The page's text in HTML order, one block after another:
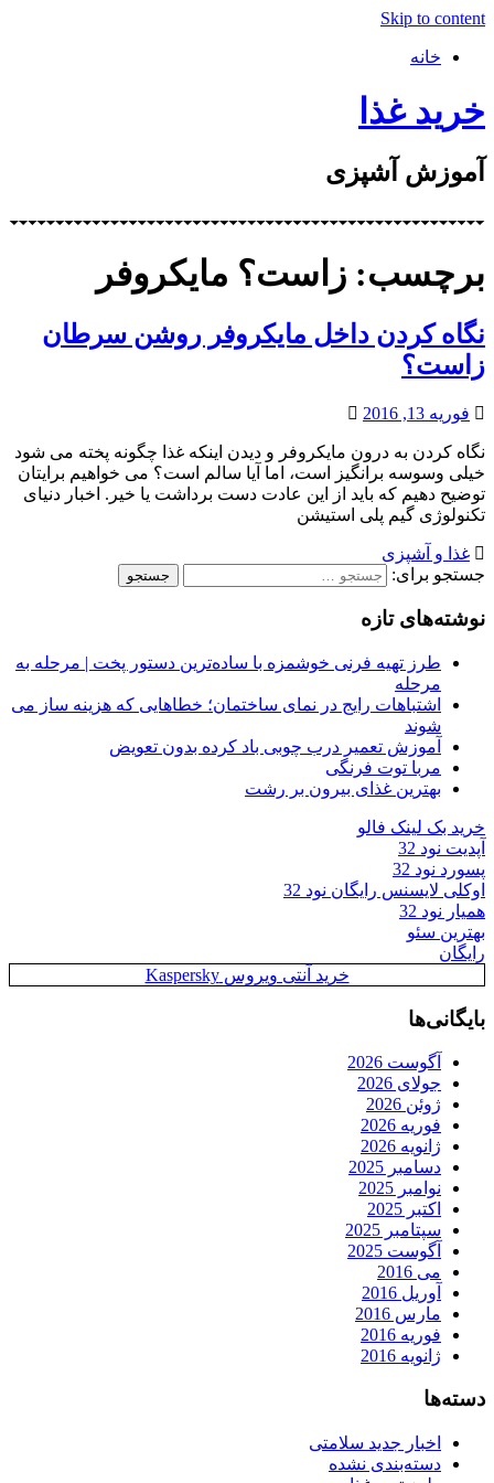
Skip to content
خانه
خرید غذا
آموزش آشپزی
برچسب: زاست؟ مایکروفر
نگاه کردن داخل مایکروفر روشن سرطان
زاست؟
فوریه 13, 2016
نگاه کردن به درون مایکروفر و دیدن اینکه غذا چگونه پخته می شود
خیلی وسوسه برانگیز است، اما آیا سالم است؟ می خواهیم برایتان
توضیح دهیم که باید از این عادت دست برداشت یا خیر. اخبار دنیای
تکنولوژی گیم پلی استیشن
غذا و آشپزی
جستجو برای:
نوشته‌های تازه
طرز تهیه فرنی خوشمزه با ساده‌ترین دستور پخت | مرحله به
مرحله
اشتباهات رایج در نمای ساختمان؛ خطاهایی که هزینه ساز می
شوند
آموزش تعمیر درب چوبی باد کرده بدون تعویض
مربا توت فرنگی
بهترین غذای بیرون بر رشت
خرید بک لینک فالو
آپدیت نود 32
پسورد نود 32
اوکلی لایسنس رایگان نود 32
همیار نود 32
بهترین سئو
رایگان
خرید آنتی ویروس Kaspersky
بایگانی‌ها
آگوست 2026
جولای 2026
ژوئن 2026
فوریه 2026
ژانویه 2026
دسامبر 2025
نوامبر 2025
اکتبر 2025
سپتامبر 2025
آگوست 2025
می 2016
آوریل 2016
مارس 2016
فوریه 2016
ژانویه 2016
دسته‌ها
اخبار جدید سلامتی
دسته‌بندی نشده